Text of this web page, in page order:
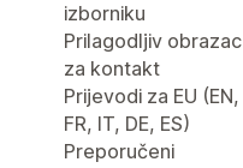
izborniku
Prilagodljiv obrazac
za kontakt
Prijevodi za EU (EN,
FR, IT, DE, ES)
Preporučeni